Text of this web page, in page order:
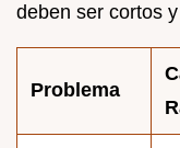
deben ser cortos
Problema